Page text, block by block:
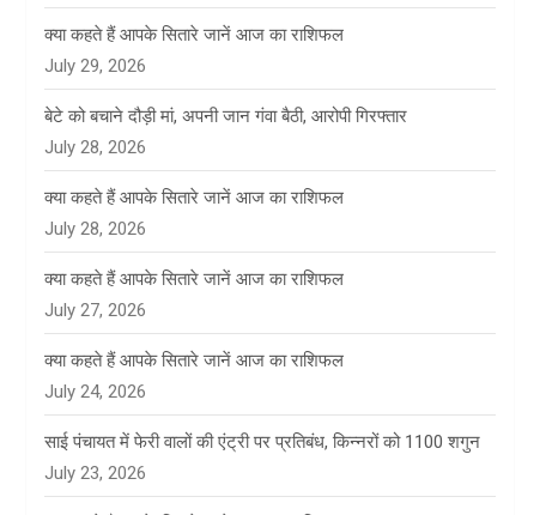
क्या कहते हैं आपके सितारे जानें आज का राशिफल
July 29, 2026
बेटे को बचाने दौड़ी मां, अपनी जान गंवा बैठी, आरोपी गिरफ्तार
July 28, 2026
क्या कहते हैं आपके सितारे जानें आज का राशिफल
July 28, 2026
क्या कहते हैं आपके सितारे जानें आज का राशिफल
July 27, 2026
क्या कहते हैं आपके सितारे जानें आज का राशिफल
July 24, 2026
साई पंचायत में फेरी वालों की एंट्री पर प्रतिबंध, किन्नरों को 1100 शगुन
July 23, 2026